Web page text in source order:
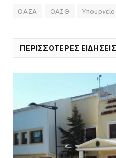
ΟΑΣΑ ΟΑΣΘ
ΠΕΡΙΣΣΟΤΕΡΕΣ ΕΙΔΗΣΕΙΣ